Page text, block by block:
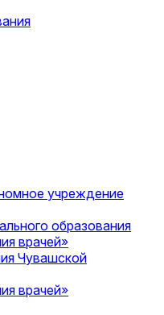
учреждение
образования
врачей»
Чувашской
врачей»